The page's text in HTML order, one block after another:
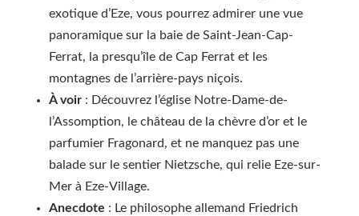
exotique d’Eze, vous pourrez admirer une vue
panoramique sur la baie de Saint-Jean-Cap-
Ferrat, la presqu’île de Cap Ferrat et les
montagnes de l’arrière-pays niçois.
À voir : Découvrez l’église Notre-Dame-de-
l’Assomption, le château de la chèvre d’or et le
parfumier Fragonard, et ne manquez pas une
balade sur le sentier Nietzsche, qui relie Eze-sur-
Mer à Eze-Village.
Anecdote : Le philosophe allemand Friedrich